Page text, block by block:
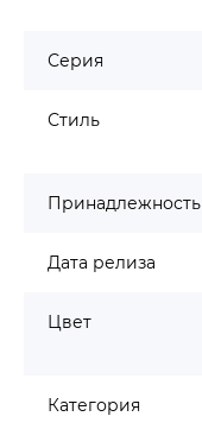
Серия
Стиль
Принадлежность
Дата релиза
Цвет
Категория